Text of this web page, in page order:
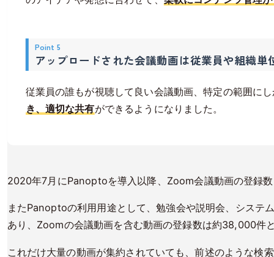
Point 5
アップロードされた会議動画は従業員や組織
従業員の誰もが視聴して良い会議動画、特定の範囲に
き、適切な共有ができるようになりました。
2020年7月にPanoptoを導入以降、Zoom会議動画の登録
またPanoptoの利用用途として、勉強会や説明会、システ
あり、Zoomの会議動画を含む動画の登録数は約38,000件
これだけ大量の動画が集約されていても、前述のような検